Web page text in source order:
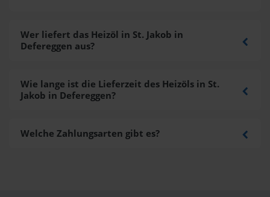
Wer liefert das Heizöl in St. Jakob in
Defereggen aus?
Wie lange ist die Lieferzeit des Heizöls in St.
Jakob in Defereggen?
Welche Zahlungsarten gibt es?